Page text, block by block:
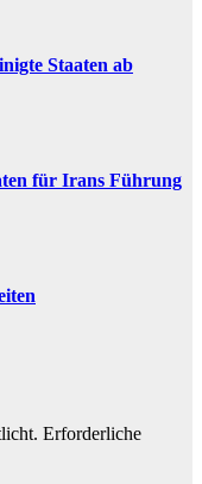
Staaten ab
für Irans Führung
Erforderliche